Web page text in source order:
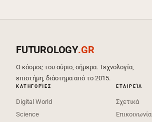
FUTUROLOGY.GR
Ο κόσμος του αύριο, σήμερα. Τεχνολογία,
επιστήμη, διάστημα από το 2015.
ΚΑΤΗΓΟΡΊΕΣ
Digital World
Science
ΕΤΑΙΡΕΊΑ
Σχετικά
Επικοινωνία